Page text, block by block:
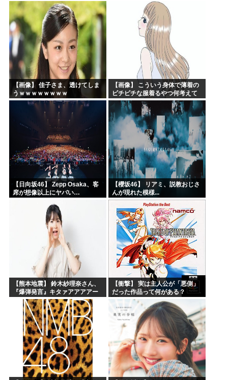
の収穫始まる。「米農家が生活
【画像】 佳子さま、透けてしま
うｗｗｗｗｗｗｗｗ
【画像】 こういう身体で薄着の
ピチピチな服着るやつ何考えて
るんだよ
【日向坂46】 Zepp Osaka、客
席が想像以上にヤバい…
【櫻坂46】 リアミ、説教おじさ
んが現れた模様...
【熊本地震】 鈴木紗理奈さん、
『爆弾発言』キタァアアアアー
ーーーーー！！
【衝撃】 実は主人公が「悪側」
だった作品って何がある？